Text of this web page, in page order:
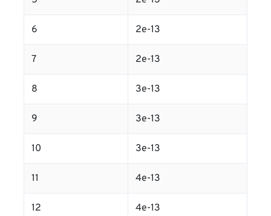
6 2e-13
7 2e-13
8 3e-13
9 3e-13
10 3e-13
11 4e-13
12 4e-13